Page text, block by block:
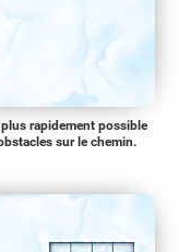
rapidement possible
sur le chemin.